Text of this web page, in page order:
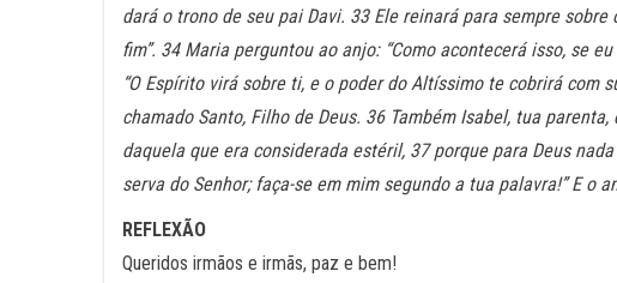
dará o trono de seu pai Davi. 33 Ele reinará para sempre
fim”. 34 Maria perguntou ao anjo: “Como acontecerá isso, se
“O Espírito virá sobre ti, e o poder do Altíssimo te cobrirá com
chamado Santo, Filho de Deus. 36 Também Isabel, tua
daquela que era considerada estéril, 37 porque para Deus
serva do Senhor; faça-se em mim segundo a tua palavra!” E o
REFLEXÃO
Queridos irmãos e irmãs, paz e bem!